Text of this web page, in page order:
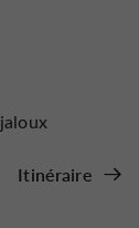
Itinéraire